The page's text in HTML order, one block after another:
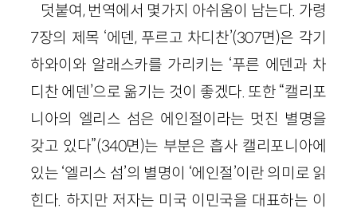
덧붙여, 번역에서 몇가지 아쉬움이 남는다. 가령
7장의 제목 ‘에덴, 푸르고 차디찬’(307면)은 각기
하와이와 알래스카를 가리키는 ‘푸른 에덴과 차
디찬 에덴’으로 옮기는 것이 좋겠다. 또한 “캘리포
니아의 엘리스 섬은 에인절이라는 멋진 별명을
갖고 있다”(340면)는 부분은 흡사 캘리포니아에
있는 ‘엘리스 섬’의 별명이 ‘에인절’이란 의미로 읽
힌다. 하지만 저자는 미국 이민국을 대표하는 이